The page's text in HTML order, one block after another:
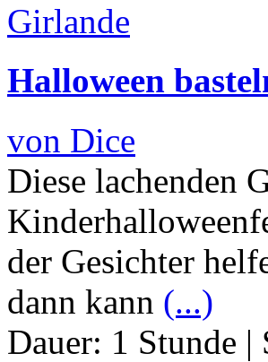
Halloween
von Dice
Diese lachenden
der Gesichter
dann kann (...)
Dauer: 1 Stunde |